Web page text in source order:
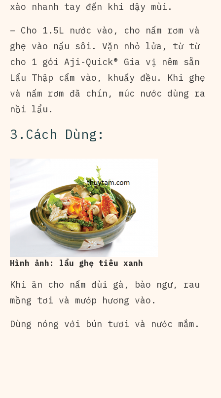
xào nhanh tay đến khi dậy mùi.
– Cho 1.5L nước vào, cho nấm rơm và
ghẹ vào nấu sôi. Vặn nhỏ lửa, từ từ
cho 1 gói Aji-Quick® Gia vị nêm sẵn
Lẩu Thập cẩm vào, khuấy đều. Khi ghẹ
và nấm rơm đã chín, múc nước dùng ra
nồi lẩu.
3.Cách Dùng:
Hình ảnh: lẩu ghẹ tiêu xanh
Khi ăn cho nấm đùi gà, bào ngư, rau
mồng tơi và mướp hương vào.
Dùng nóng với bún tươi và nước mắm.